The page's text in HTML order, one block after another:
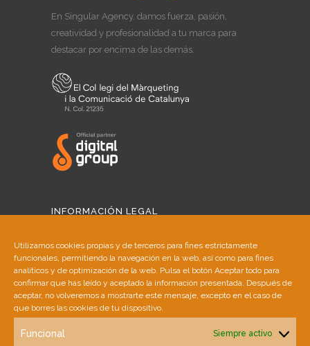
Utilizamos cookies propias y de terceros para fines estrictamente
funcionales, permitiendo la navegación en la web, así como para fines
analíticos y de optimización de la web. Pulsa el botón Aceptar todo para
confirmar que has leído y aceptado la información presentada. Después de
aceptar, no volveremos a mostrarte este mensaje, excepto en el caso de
que borres las cookies de tu dispositivo.
Funcional Siempre activo
En Singular Agency, damos fuerza, pasión,
creatividad y profesionalidad a tu marca para
destacar por encima de las demás.
INFORMACIÓN LEGAL
Política de Cookies
Política de Privacidad